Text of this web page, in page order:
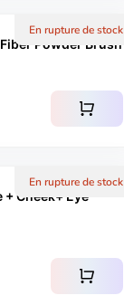
En rupture de stock
Powder Brush
shopping_cart
En rupture de stock
Cheek+ Eye
shopping_cart